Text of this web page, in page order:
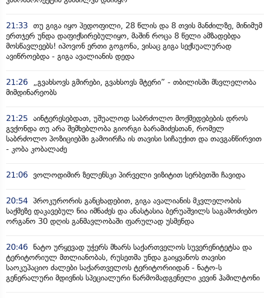
21:33 თუ გიგა იყო პედოფილი, 28 წლის და 8 თვის მანძილზე, მინიმუმ
ერთჯერ უნდა დაფიქსირებულიყო, მაშინ როცა 8 წელი ამზადებდა
მოსწავლეებს! იპოვონ ერთი გოგონა, ვისაც გიგა სექსუალურად
ავიწროებდა - გიგა ავალიანის დედა
21:26
„გვახსოვს გმირები, გვახსოვს მტერი” - თბილისში მსვლელობა
მიმდინარეობს
21:25 აინტერესებდათ, უშუალოდ საბრძოლო მოქმედებების დროს
გვქონდა თუ არა შემხებლობა გიორგი ბარამიძესთან, რომელ
საბრძოლო პოზიციებში გამოირჩა ის თავისი სიჩაუქით და თავგანწირვით
- კობა კობალაძე
21:06 ვოლოდიმირ ზელენსკი პირველი ვიზიტით სერბეთში ჩავიდა
20:54 პროკურორის განცხადებით, გიგა ავალიანის მკვლელობის
საქმეზე დაკავებულ ნია იმნაძეს და ანასტასია ბერუაშვილს საგამოძიებო
ორგანო 30 დღის განმავლობაში ფარულად უსმენდა
20:46 ნატო ურყევად უჭერს მხარს საქართველოს სუვერენიტეტსა და
ტერიტორიულ მთლიანობას, რუსეთმა უნდა გაიყვანოს თავისი
საოკუპაციო ძალები საქართველოს ტერიტორიიდან - ნატო-ს
გენერალური მდივნის სპეციალური წარმომადგენელი კევინ ჰამილტონი